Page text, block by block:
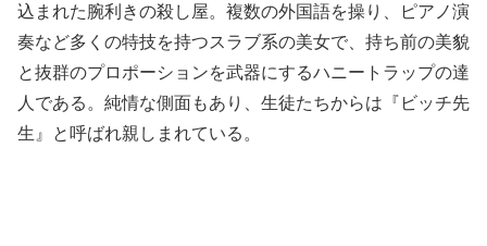
込まれた腕利きの殺し屋。複数の外国語を操り、ピアノ演
奏など多くの特技を持つスラブ系の美女で、持ち前の美貌
と抜群のプロポーションを武器にするハニートラップの達
人である。純情な側面もあり、生徒たちからは『ビッチ先
生』と呼ばれ親しまれている。